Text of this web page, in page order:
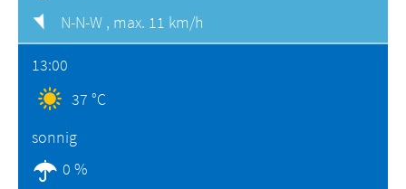
N-N-W , max. 11 km/h
13:00
37 °C
sonnig
0 %